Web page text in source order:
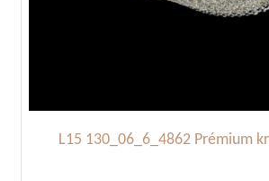
L15 130_06_6_4862 Prémium